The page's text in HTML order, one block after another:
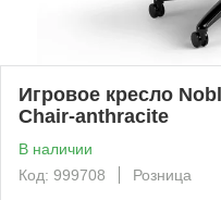
Игровое кресло
Chair-anthracite
В наличии
Код: 999708
Розница